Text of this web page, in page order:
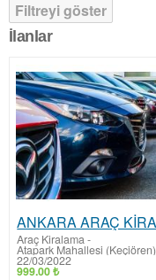
Filtreyi göster
İlanlar
Araç Kiralama-
Atapark Mahallesi (Keçiören)
22/03/2022
999.00 ₺